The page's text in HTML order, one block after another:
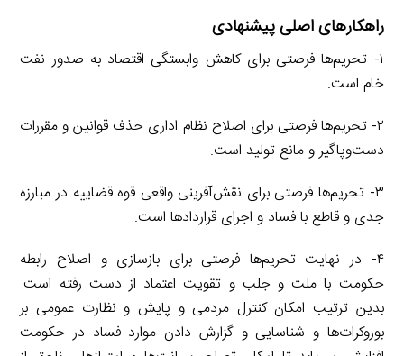
راهکارهای اصلی پیشنهادی
۱- تحریم‌ها فرصتی برای کاهش وابستگی اقتصاد به صدور نفت
خام است.
۲- تحریم‌ها فرصتی برای اصلاح نظام اداری حذف قوانین و مقررات
دست‌وپاگیر و مانع تولید است.
۳- تحریم‌ها فرصتی برای نقش‌آفرینی واقعی قوه قضاییه در مبارزه
جدی و قاطع با فساد و اجرای قراردادها است.
۴- در نهایت تحریم‌ها فرصتی برای بازسازی و اصلاح رابطه
حکومت با ملت و جلب و تقویت اعتماد از دست رفته است.
بدین ترتیب امکان کنترل مردمی و پایش و نظارت عمومی بر
بوروکرات‌ها و شناسایی و گزارش دادن موارد فساد در حکومت